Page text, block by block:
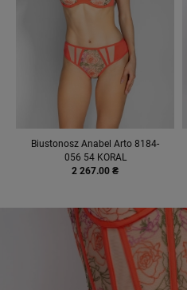
Biustonosz Anabel Arto 8184-
056 54 KORAL
2 267.00 ₴